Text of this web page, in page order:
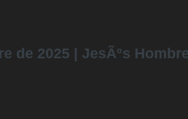
de 2025 | JesÃºs